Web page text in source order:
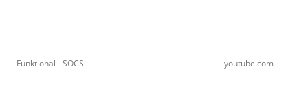
Funktional SOCS .youtube.com